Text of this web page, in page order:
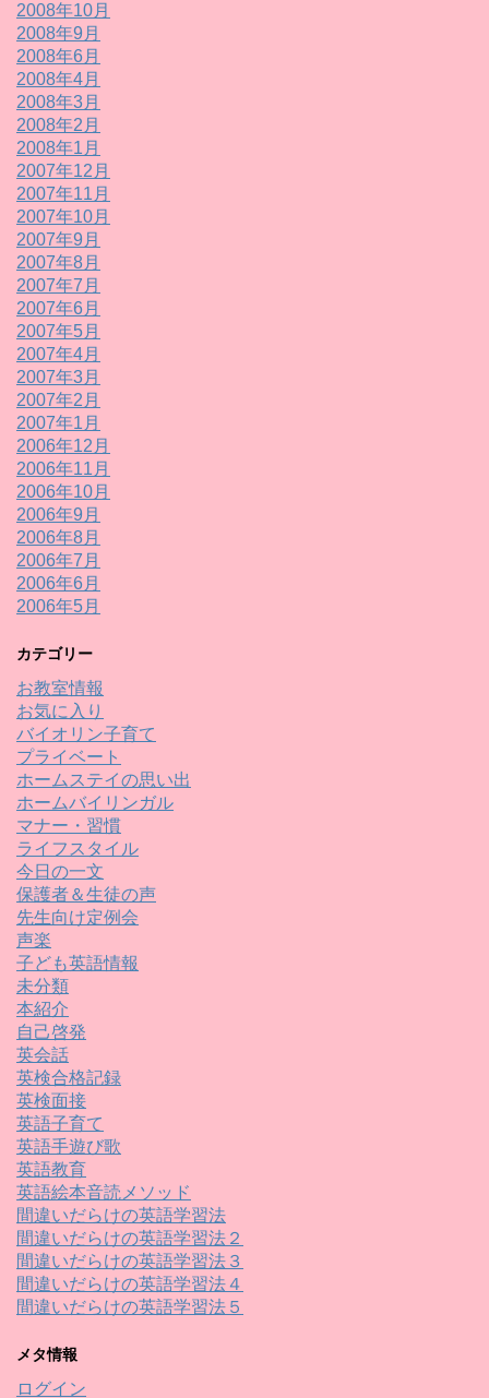
2008年10月
2008年9月
2008年6月
2008年4月
2008年3月
2008年2月
2008年1月
2007年12月
2007年11月
2007年10月
2007年9月
2007年8月
2007年7月
2007年6月
2007年5月
2007年4月
2007年3月
2007年2月
2007年1月
2006年12月
2006年11月
2006年10月
2006年9月
2006年8月
2006年7月
2006年6月
2006年5月
カテゴリー
お教室情報
お気に入り
バイオリン子育て
プライベート
ホームステイの思い出
ホームバイリンガル
マナー・習慣
ライフスタイル
今日の一文
保護者＆生徒の声
先生向け定例会
声楽
子ども英語情報
未分類
本紹介
自己啓発
英会話
英検合格記録
英検面接
英語子育て
英語手遊び歌
英語教育
英語絵本音読メソッド
間違いだらけの英語学習法
間違いだらけの英語学習法２
間違いだらけの英語学習法３
間違いだらけの英語学習法４
間違いだらけの英語学習法５
メタ情報
ログイン